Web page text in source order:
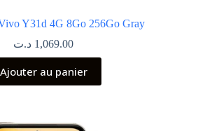
Y31d 4G 8Go 256Go Gray
1,069.00 د.ت
Ajouter au panier